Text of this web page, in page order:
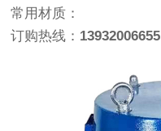
常用材质：
订购热线： 13932006655